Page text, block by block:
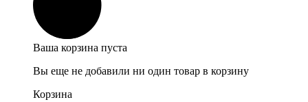
Ваша корзина пуста
Вы еще не добавили ни один товар в корзину
Корзина